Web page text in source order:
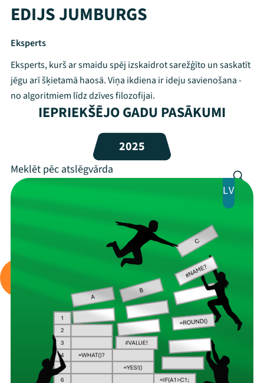
Mana programma
Festivāls
Programma
Viņi bija LAMPĀ 2026
Jaunumi
Ziedo
Veikals
Kontakti
EDIJS JUMBURGS
Eksperts
Eksperts, kurš ar smaidu spēj izskaidrot sarežģīto un saskatīt
jēgu arī šķietamā haosā. Viņa ikdiena ir ideju savienošana -
no algoritmiem līdz dzīves filozofijai.
IEPRIEKŠĒJO GADU PASĀKUMI
2025
LV